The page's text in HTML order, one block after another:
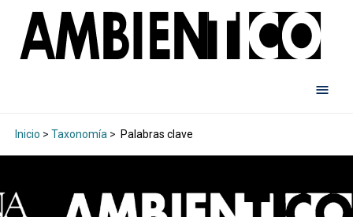
Inicio > Taxonomía > Palabras clave